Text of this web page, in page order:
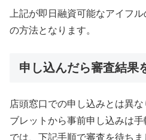
上記が即日融資可能なアイフ
の方法となります。
申し込んだら審査結果
店頭窓口での申し込みとは異
ブレットから事前申し込みは
では、下記手順で審査を待ちま